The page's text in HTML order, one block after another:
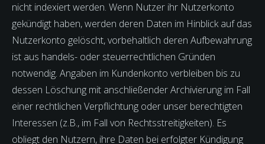
nicht indexiert werden. Wenn Nutzer ihr Nutzerkonto
gekündigt haben, werden deren Daten im Hinblick auf das
Nutzerkonto gelöscht, vorbehaltlich deren Aufbewahrung
ist aus handels- oder steuerrechtlichen Gründen
notwendig. Angaben im Kundenkonto verbleiben bis zu
dessen Löschung mit anschließender Archivierung im Fall
einer rechtlichen Verpflichtung oder unser berechtigten
Interessen (z.B., im Fall von Rechtsstreitigkeiten). Es
obliegt den Nutzern, ihre Daten bei erfolgter Kündigung